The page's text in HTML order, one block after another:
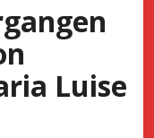
Luise